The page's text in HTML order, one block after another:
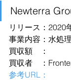
Newterra
リリース：2020
事業内容：水処理
買収額　：
買収者　：
参考URL：